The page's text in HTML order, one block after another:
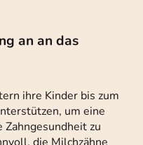
an an das
ihre Kinder bis zum
um eine
zu